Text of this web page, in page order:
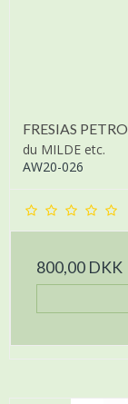
FRESIAS
du MILDE etc.
AW20-026
800,00 DKK